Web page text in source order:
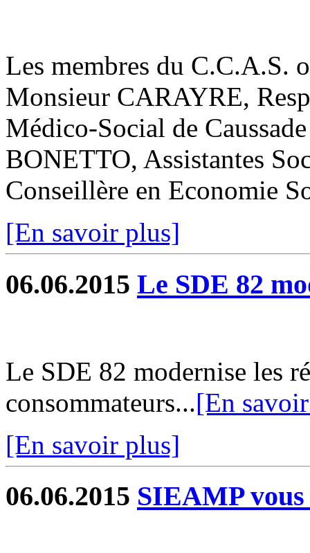
Les membres du C.C.A.S.
Monsieur CARAYRE,
Médico-Social de
BONETTO, Assistantes
Conseillère en Economie
[En savoir plus]
06.06.2015 Le SDE 82
Le SDE 82 modernise les
consommateurs...[En
[En savoir plus]
06.06.2015 SIEAMP